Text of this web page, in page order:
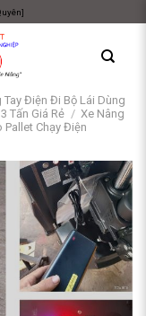
Điện Đi Bộ Lái Dùng
Tấn Giá Rẻ / Xe Nâng
Pallet Chạy Điện